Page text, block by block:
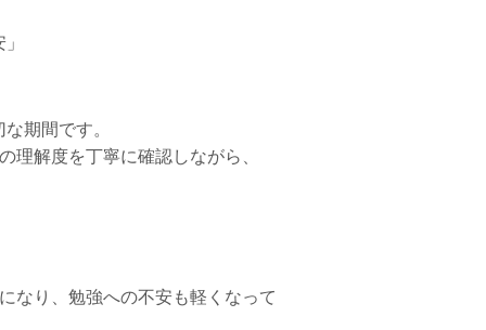
期間です。
理解度を丁寧に確認しながら、
なり、勉強への不安も軽くなって